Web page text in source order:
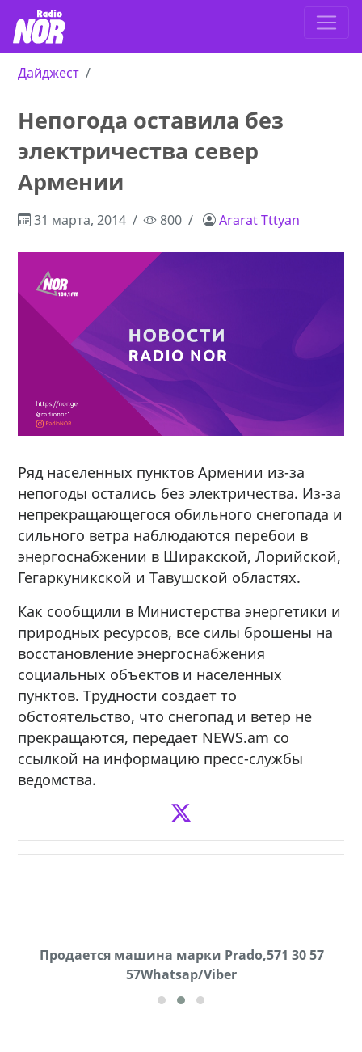
Дайджест
Непогода оставила без
электричества север
Армении
31 марта, 2014 800 Ararat Tttyan
Ряд населенных пунктов Армении из-за
непогоды остались без электричества. Из-за
непрекращающегося обильного снегопада и
сильного ветра наблюдаются перебои в
энергоснабжении в Ширакской, Лорийской,
Гегаркуникской и Тавушской областях.
Как сообщили в Министерства энергетики и
природных ресурсов, все силы брошены на
восстановление энергоснабжения
социальных объектов и населенных
пунктов. Трудности создает то
обстоятельство, что снегопад и ветер не
прекращаются, передает NEWS.am со
ссылкой на информацию пресс-службы
ведомства.
Продается машина марки Prado,571 30 57
57Whatsap/Viber
Продаются грабли под лощадь ,+995 551 08 62
72